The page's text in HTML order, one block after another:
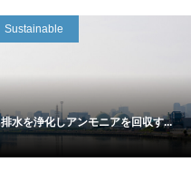
Sustainable
排水を浄化しアンモニアを回収す...